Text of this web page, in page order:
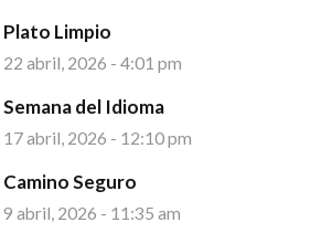
Plato Limpio
22 abril, 2026 - 4:01 pm
Semana del Idioma
17 abril, 2026 - 12:10 pm
Camino Seguro
9 abril, 2026 - 11:35 am